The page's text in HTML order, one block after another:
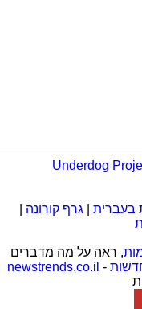
Underdog
בעברית גרף קורונה
, ראה על מה מדברים
חדשות -
newstrends.co.il